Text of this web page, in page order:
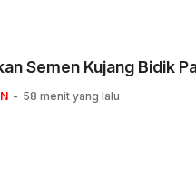
Semen Kujang Bidik
58 menit yang lalu